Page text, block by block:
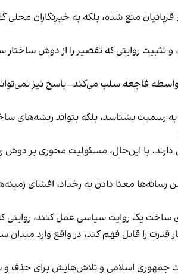
منع شده، بلکه به خبرنگاران محلی
تثبیت روایتی که تقصیر را از دوش ساختار
فاجعه سلب می‌کند—پاسخ نیز
به رسمیت بشناسد، بلکه بتواند ریشه‌های
با این‌حال، مسئولیت محوری بر دوش
رسانه‌ها معنا دادن به رخداد، افشای
ساخت یک روایت سیاسی عمل کنند، روایتی
قدرت را قابل فهم کند، در واقع وارد
جمهوری اسلامی و تلاش‌هایش برای حذف